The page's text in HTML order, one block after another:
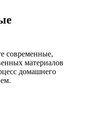
современные,
материалов
домашнего